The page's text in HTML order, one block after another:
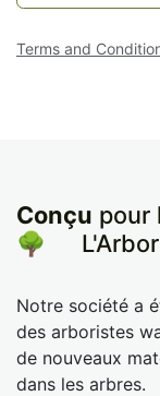
Terms and
Conçu pour
🌳
Notre société a
des arboristes
de nouveaux
dans les arbres.